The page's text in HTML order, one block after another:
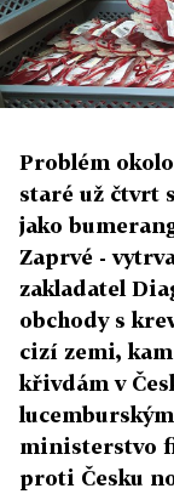
Problém
staré už čtvrt
jako
Zaprvé -
zakladatel
obchody s
cizí zemi,
křivdám v
ministerstvo
proti Česku